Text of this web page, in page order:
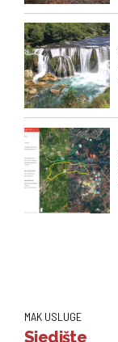
MAK USLUGE
Sjedište